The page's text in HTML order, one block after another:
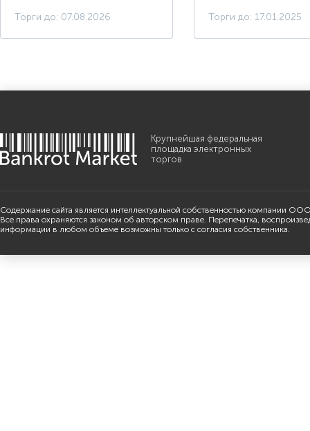
Торги до: 07.08.2026
зеленый, ПТС –
405347 от 25.10.2008
Торги до: 17.01.2025
Крупнейшая федеральная
площадка электронных
торгов
Содержание сайта является интеллектуальной собственностью компании
Все права охраняются законом об авторском праве. Перепечатка,
информации в любом объеме возможны только с согласия собственника.